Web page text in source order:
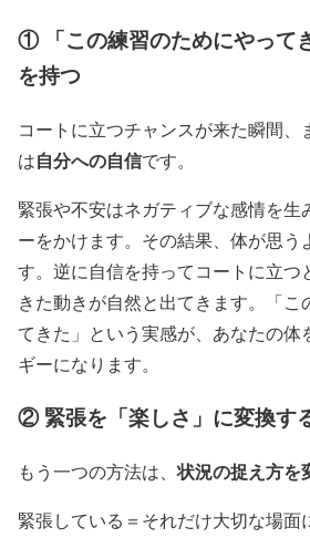
① 「この練習のためにやって
を持つ
コートに立つチャンスが来た瞬間、
は自分への自信です。
緊張や不安はネガティブな感情を生
ーをかけます。その結果、体が思う
す。逆に自信を持ってコートに立つ
きた動きが自然と出てきます。「こ
てきた」という実感が、あなたの体
ギーになります。
② 緊張を「楽しさ」に変換す
もう一つの方法は、状況の捉え方を
緊張している＝それだけ大切な場面